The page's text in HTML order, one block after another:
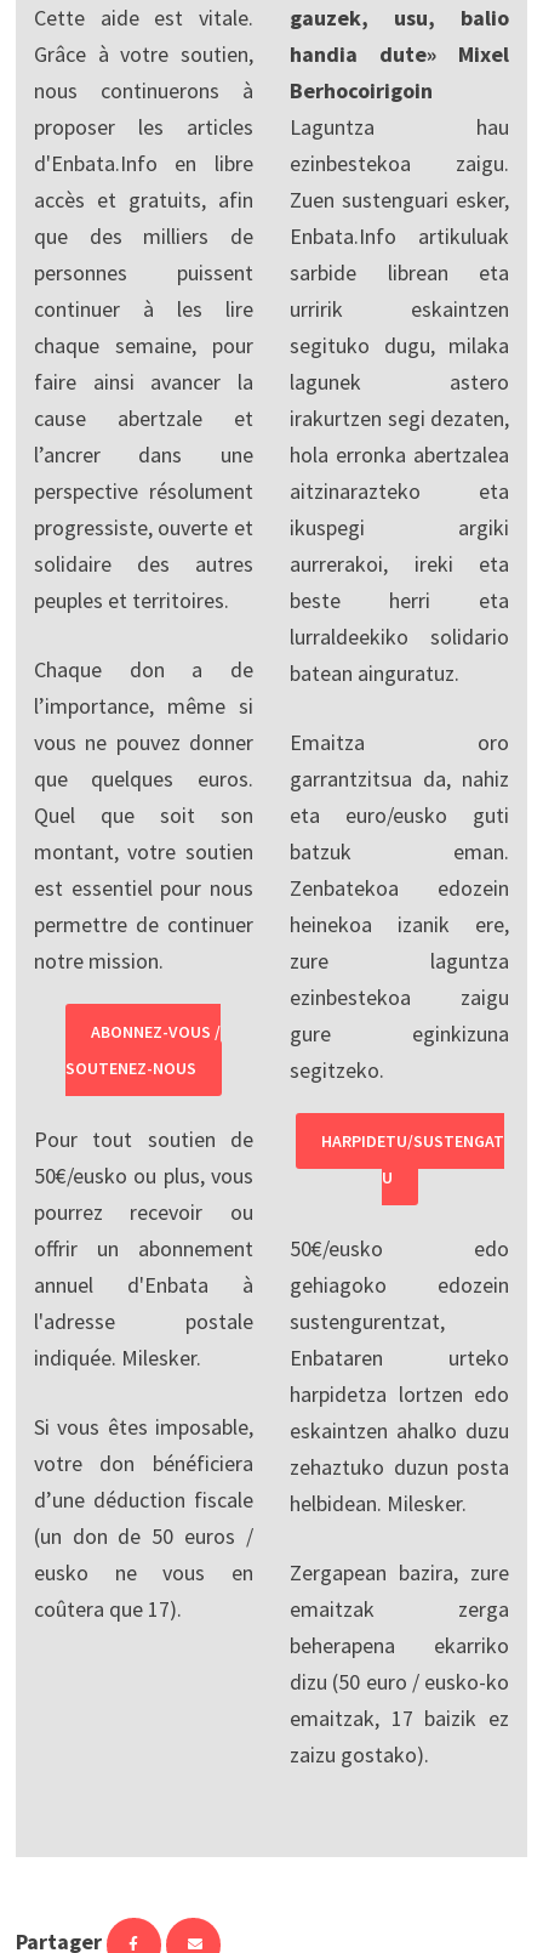
Cette aide est vitale.
Grâce à votre soutien,
nous continuerons à
proposer les articles
d'Enbata.Info en libre
accès et gratuits, afin
que des milliers de
personnes puissent
continuer à les lire
chaque semaine, pour
faire ainsi avancer la
cause abertzale et
l’ancrer dans une
perspective résolument
progressiste, ouverte et
solidaire des autres
peuples et territoires.
Chaque don a de
l’importance, même si
vous ne pouvez donner
que quelques euros.
Quel que soit son
montant, votre soutien
est essentiel pour nous
permettre de continuer
notre mission.
ABONNEZ-VOUS /
SOUTENEZ-NOUS
Pour tout soutien de
50€/eusko ou plus, vous
pourrez recevoir ou
offrir un abonnement
annuel d'Enbata à
l'adresse postale
indiquée. Milesker.
Si vous êtes imposable,
votre don bénéficiera
d’une déduction fiscale
(un don de 50 euros /
eusko ne vous en
coûtera que 17).
gauzek, usu, balio
handia dute» Mixel
Berhocoirigoin
Laguntza hau
ezinbestekoa zaigu.
Zuen sustenguari esker,
Enbata.Info artikuluak
sarbide librean eta
urririk eskaintzen
segituko dugu, milaka
lagunek astero
irakurtzen segi dezaten,
hola erronka abertzalea
aitzinarazteko eta
ikuspegi argiki
aurrerakoi, ireki eta
beste herri eta
lurraldeekiko solidario
batean ainguratuz.
Emaitza oro
garrantzitsua da, nahiz
eta euro/eusko guti
batzuk eman.
Zenbatekoa edozein
heinekoa izanik ere,
zure laguntza
ezinbestekoa zaigu
gure eginkizuna
segitzeko.
HARPIDETU/SUSTENGAT
U
50€/eusko edo
gehiagoko edozein
sustengurentzat,
Enbataren urteko
harpidetza lortzen edo
eskaintzen ahalko duzu
zehaztuko duzun posta
helbidean. Milesker.
Zergapean bazira, zure
emaitzak zerga
beherapena ekarriko
dizu (50 euro / eusko-ko
emaitzak, 17 baizik ez
zaizu gostako).
Partager